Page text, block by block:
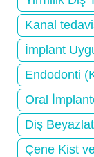
Kanal
İmplant
Endodonti
Oral
Diş
Çene Kist